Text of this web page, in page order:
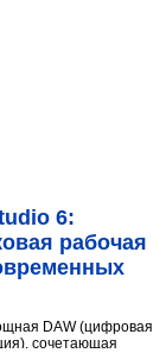
6:
рабочая
DAW (цифровая
сочетающая